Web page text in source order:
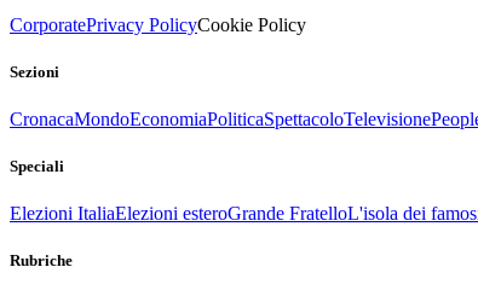
CorporatePrivacy PolicyCookie Policy
Sezioni
CronacaMondoEconomiaPoliticaSpettacoloTelevisione
Speciali
Elezioni ItaliaElezioni esteroGrande FratelloL'isola dei
Rubriche